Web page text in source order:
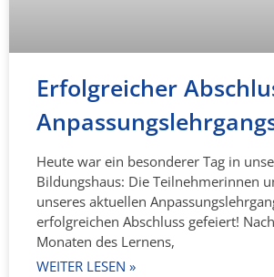
Erfolgreicher
Heute war ein besonderer Tag in
Bildungshaus: Die Teilnehmerinnen
unseres aktuellen
erfolgreichen Abschluss gefeiert!
Monaten des Lernens,
WEITER LESEN »